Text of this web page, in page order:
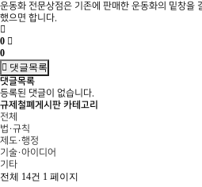
운동화 전문상점은 기존에 판매한 운동화의 밑창을
했으면 합니다.
0
0
댓글목록
댓글목록
등록된 댓글이 없습니다.
규제철폐게시판 카테고리
전체
법·규칙
제도·행정
기술·아이디어
기타
전체 14건 1 페이지